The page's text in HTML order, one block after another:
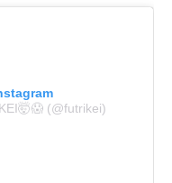
(@futrikei)